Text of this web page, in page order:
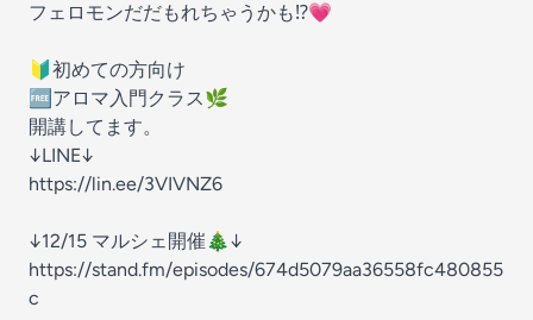
フェロモンだだもれちゃうかも⁉️💗
🔰初めての方向け
🆓アロマ入門クラス🌿
開講してます。
↓LINE↓
https://lin.ee/3VIVNZ6
↓12/15 マルシェ開催🎄↓
https://stand.fm/episodes/674d5079aa36558fc480855
c